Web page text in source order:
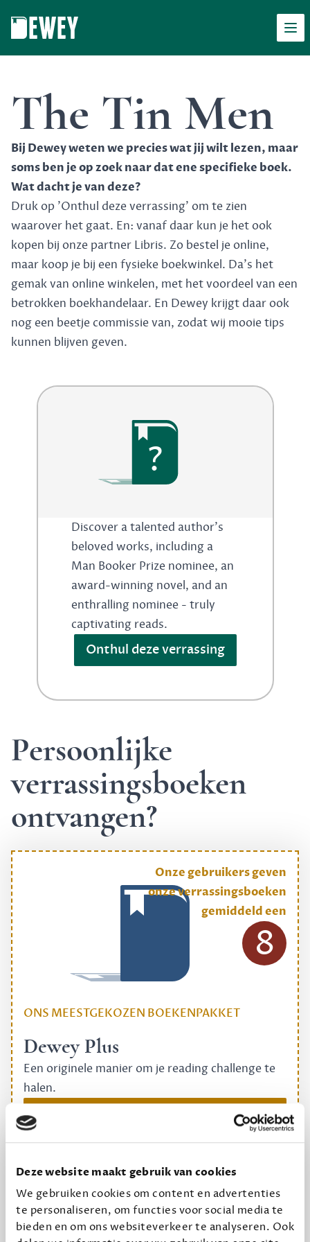
Deze website maakt gebruik van cookies
We gebruiken cookies om content en advertenties
te personaliseren, om functies voor social media te
bieden en om ons websiteverkeer te analyseren. Ook
The Tin Men
Bij Dewey weten we precies wat jij wilt lezen, maar
soms ben je op zoek naar dat ene specifieke boek.
Wat dacht je van deze?
Druk op 'Onthul deze verrassing' om te zien
waarover het gaat. En: vanaf daar kun je het ook
kopen bij onze partner Libris. Zo bestel je online,
maar koop je bij een fysieke boekwinkel. Da's het
gemak van online winkelen, met het voordeel van een
betrokken boekhandelaar. En Dewey krijgt daar ook
nog een beetje commissie van, zodat wij mooie tips
kunnen blijven geven.
?
Discover a talented author's
beloved works, including a
Man Booker Prize nominee, an
award-winning novel, and an
enthralling nominee - truly
captivating reads.
Onthul deze verrassing
Persoonlijke
verrassingsboeken
ontvangen?
ONS MEESTGEKOZEN BOEKENPAKKET
Dewey Plus
Een originele manier om je reading challenge te
halen.
12,50 per maand, incl. verzending
Alles van Dewey Free
Onze gebruikers geven
onze verrassingsboeken
gemiddeld een
8